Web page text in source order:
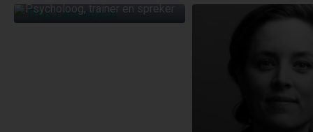
Psycholoog, trainer en spreker